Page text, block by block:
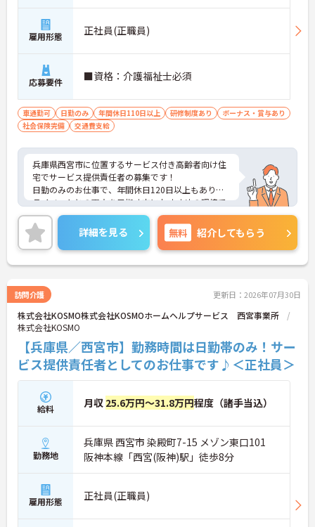
雇用形態 正社員(正職員)
応募要件 ■資格：介護福祉士必須
車通勤可 日勤のみ 年間休日110日以上 研修制度あり
ボーナス・賞与あり
社会保険完備
交通費支給
兵庫県西宮市に位置するサービス付き高齢者向け住
宅でサービス提供責任者の募集です！
日勤のみのお仕事で、年間休日120日以上もありプ
ライベートとの両立を目指す方におすすめの環境で
す◎マイカーでの通勤もOK！交通費支給ありなので
交通費代の心配ありません！賞与制度があり、頑張
りが評価されてしっかりと還元されます。さらに各
種手当もあるのは嬉しいポイントです◎フォロー体
制もあり、経験に関わらず安心してスタートできま
こちらの求人にご興味がございましたら面接のポイ
ントもお伝えしますので是非ご応募お待ちしており
ます。
詳細を見る 無料 紹介してもらう
訪問介護 更新日：2026年07月30日
株式会社KOSMO株式会社KOSMOホームヘルプサービス 西宮事業所
株式会社KOSMO
【兵庫県／西宮市】勤務時間は日勤帯のみ！サー
ビス提供責任者としてのお仕事です♪＜正社員＞
給料 月収 25.6万円～31.8万円程度（諸手当込）
勤務地
兵庫県 西宮市 染殿町7-15 メゾン東口101
阪神本線「西宮(阪神)駅」徒歩8分
雇用形態 正社員(正職員)